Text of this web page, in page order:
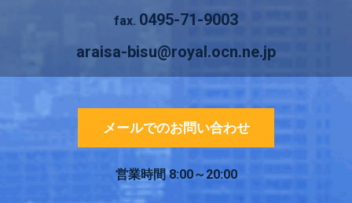
fax. 0495-71-9003
araisa-bisu@royal.ocn.ne.jp
メールでのお問い合わせ
営業時間8:00～20:00